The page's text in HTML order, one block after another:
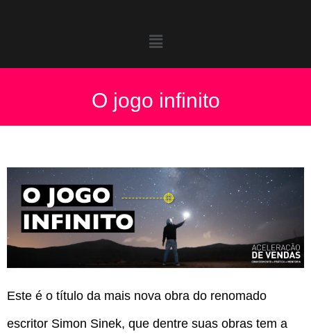
O jogo infinito
Este é o título da mais nova obra do renomado
escritor Simon Sinek, que dentre suas obras tem a